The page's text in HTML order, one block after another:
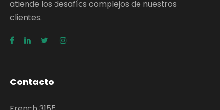
atiende los desafíos complejos de nuestros
clientes.
Contacto